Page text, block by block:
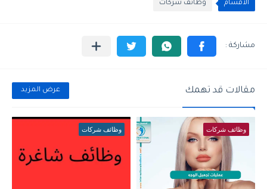
الأقسام وظائف شركات
مقالات قد تهمك عرض المزيد
وظائف شركات وظائف شركات